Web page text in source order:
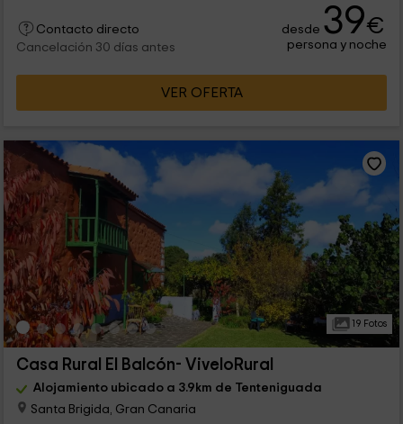
Contacto directo
Cancelación 30 días antes
desde 39€
persona y noche
VER OFERTA
19 Fotos
Casa Rural El Balcón- ViveloRural
Alojamiento ubicado a 3.9km de Tenteniguada
Santa Brigida, Gran Canaria